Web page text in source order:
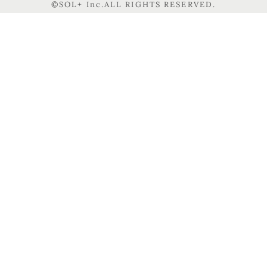
©SOL+ Inc.ALL RIGHTS RESERVED.